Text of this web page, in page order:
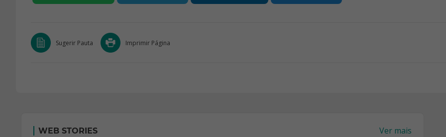
Sugerir Pauta Imprimir Página
WEB STORIES Ver mais